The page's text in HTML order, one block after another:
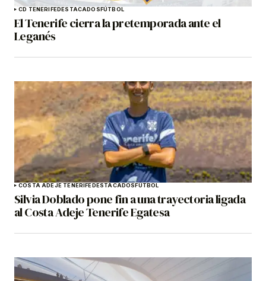
CD TENERIFEDESTACADOSFÚTBOL
El Tenerife cierra la pretemporada ante el
Leganés
COSTA ADEJE TENERIFEDESTACADOSFÚTBOL
Silvia Doblado pone fin a una trayectoria ligada
al Costa Adeje Tenerife Egatesa